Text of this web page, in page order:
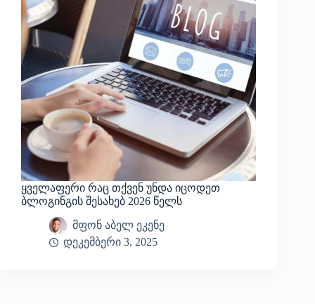
ყველაფერი რაც თქვენ უნდა იცოდეთ
ბლოგინგის შესახებ 2026 წელს
მფონ აბელ ეკენე
დეკემბერი 3, 2025